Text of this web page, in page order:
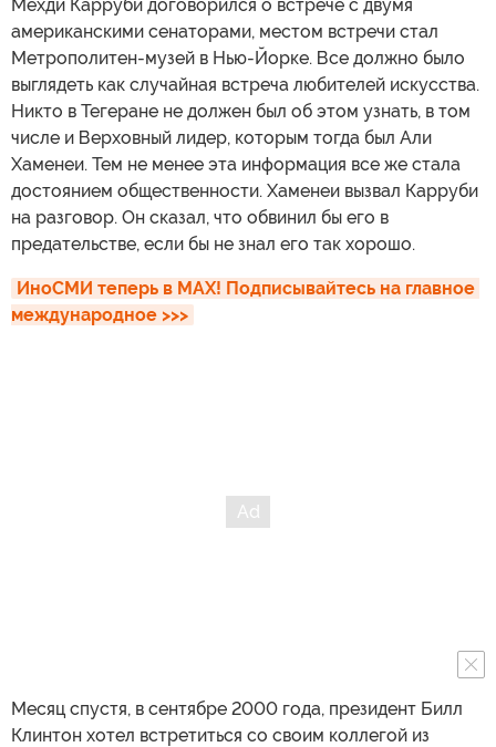
Мехди Карруби договорился о встрече с двумя
американскими сенаторами, местом встречи стал
Метрополитен-музей в Нью-Йорке. Все должно было
выглядеть как случайная встреча любителей искусства.
Никто в Тегеране не должен был об этом узнать, в том
числе и Верховный лидер, которым тогда был Али
Хаменеи. Тем не менее эта информация все же стала
достоянием общественности. Хаменеи вызвал Карруби
на разговор. Он сказал, что обвинил бы его в
предательстве, если бы не знал его так хорошо.
ИноСМИ теперь в MAX! Подписывайтесь на главное
международное >>>
Месяц спустя, в сентябре 2000 года, президент Билл
Клинтон хотел встретиться со своим коллегой из